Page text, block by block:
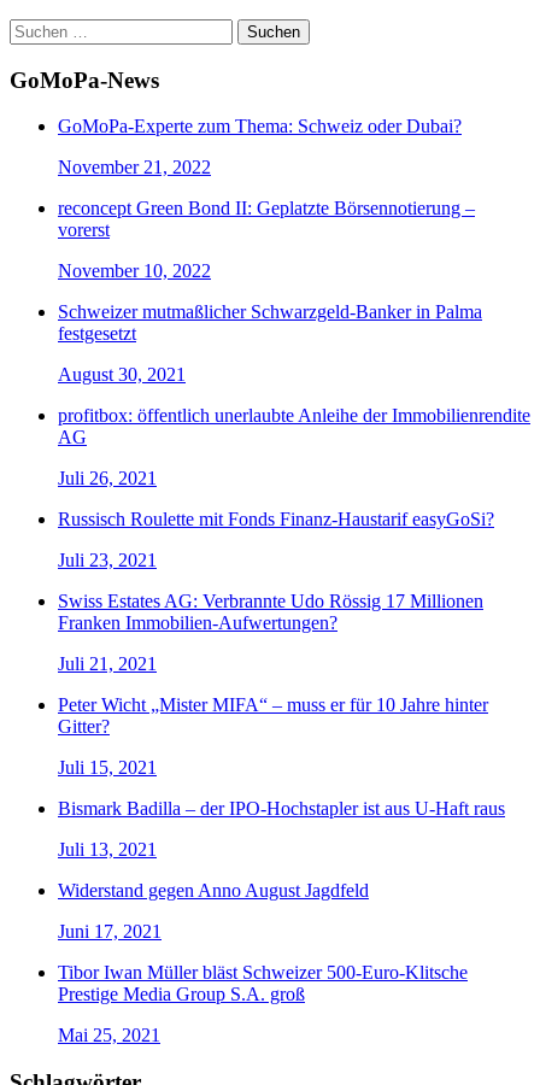
Suchen
nach:
GoMoPa-News
GoMoPa-Experte zum Thema: Schweiz oder Dubai?
November 21, 2022
reconcept Green Bond II: Geplatzte Börsennotierung –
vorerst
November 10, 2022
Schweizer mutmaßlicher Schwarzgeld-Banker in Palma
festgesetzt
August 30, 2021
profitbox: öffentlich unerlaubte Anleihe der Immobilienrendite
AG
Juli 26, 2021
Russisch Roulette mit Fonds Finanz-Haustarif easyGoSi?
Juli 23, 2021
Swiss Estates AG: Verbrannte Udo Rössig 17 Millionen
Franken Immobilien-Aufwertungen?
Juli 21, 2021
Peter Wicht „Mister MIFA“ – muss er für 10 Jahre hinter
Gitter?
Juli 15, 2021
Bismark Badilla – der IPO-Hochstapler ist aus U-Haft raus
Juli 13, 2021
Widerstand gegen Anno August Jagdfeld
Juni 17, 2021
Tibor Iwan Müller bläst Schweizer 500-Euro-Klitsche
Prestige Media Group S.A. groß
Mai 25, 2021